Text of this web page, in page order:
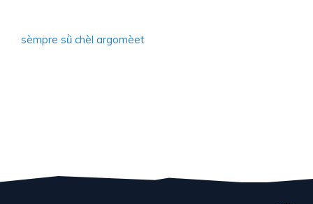
sèmpre sǜ chèl argomèet